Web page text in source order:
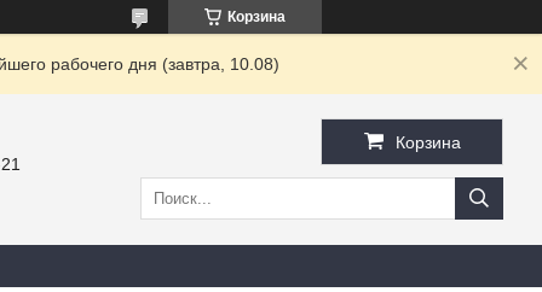
Корзина
рабочего дня (завтра, 10.08)
Корзина